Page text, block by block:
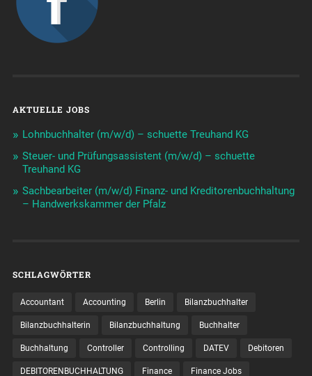
AKTUELLE JOBS
Lohnbuchhalter (m/w/d) – schuette Treuhand KG
Steuer- und Prüfungsassistent (m/w/d) – schuette
Treuhand KG
Sachbearbeiter (m/w/d) Finanz- und Kreditorenbuchhaltung
– Handwerkskammer der Pfalz
SCHLAGWÖRTER
Accountant Accounting Berlin Bilanzbuchhalter
Bilanzbuchhalterin Bilanzbuchhaltung Buchhalter
Buchhaltung Controller Controlling DATEV Debitoren
DEBITORENBUCHHALTUNG Finance Finance Jobs